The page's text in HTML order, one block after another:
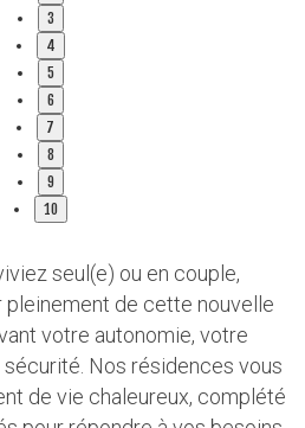
3
4
5
6
7
8
9
10
seul(e) ou en couple,
de cette nouvelle
votre autonomie, votre
Nos résidences vous
de vie chaleureux, complété